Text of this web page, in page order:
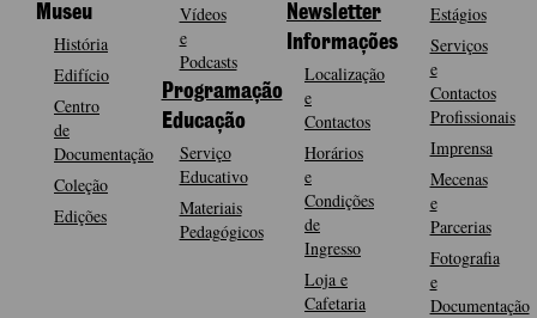
Museu
História
Edifício
Centro
de
Documentação
Coleção
Edições
Vídeos
e
Podcasts
Programação
Educação
Serviço
Educativo
Materiais
Pedagógicos
Newsletter
Informações
Localização
e
Contactos
Horários
e
Condições
de
Ingresso
Loja e
Cafetaria
Estágios
Serviços
e
Contactos
Profissionais
Imprensa
Mecenas
e
Parcerias
Fotografia
e
Documentação